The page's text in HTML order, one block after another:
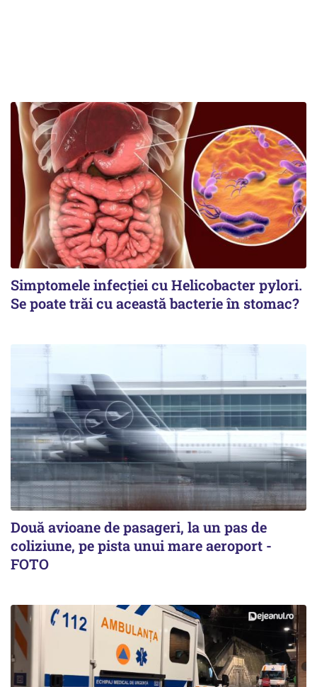
Simptomele infecției cu Helicobacter pylori.
Se poate trăi cu această bacterie în stomac?
Două avioane de pasageri, la un pas de
coliziune, pe pista unui mare aeroport -
FOTO